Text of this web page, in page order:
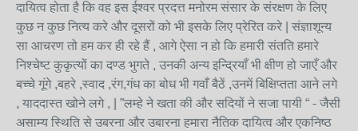
दायित्व होता है कि वह इस ईश्वर प्रदत्त मनोरम संसार के संरक्षण के लिए
कुछ न कुछ नित्य करे और दूसरों को भी इसके लिए प्रेरित करे | संज्ञाशून्य
सा आचरण तो हम कर ही रहे हैं , आगे ऐसा न हो कि हमारी संतति हमारे
निश्चेष्ट कुकृत्यों का दण्ड भुगते , उनकी अन्य इन्द्रियाँ भी क्षीण हो जाएँ और
बच्चे गूंगे ,बहरे ,स्वाद ,रंग,गंध का बोध भी गवाँ बैठें ,उनमें बिक्षिप्तता आने लगे
, याददास्त खोने लगे , | ”लम्हे ने खता की और सदियों ने सजा पायी “ - जैसी
असाम्य स्थिति से उबरना और उबारना हमारा नैतिक दायित्व और एकनिष्ठ